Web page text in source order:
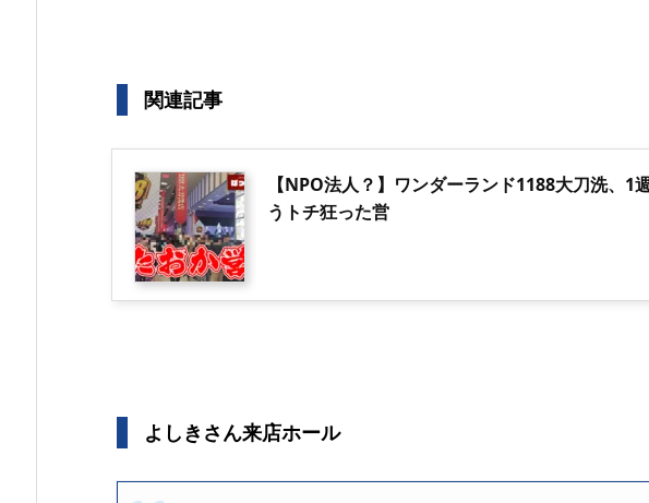
関連記事
【NPO法人？】ワンダーランド1188大刀洗、1
うトチ狂った営
よしきさん来店ホール